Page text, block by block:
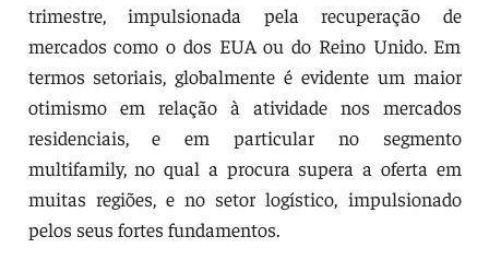
trimestre, impulsionada pela recuperação de
mercados como o dos EUA ou do Reino Unido. Em
termos setoriais, globalmente é evidente um maior
otimismo em relação à atividade nos mercados
residenciais, e em particular no segmento
multifamily, no qual a procura supera a oferta em
muitas regiões, e no setor logístico, impulsionado
pelos seus fortes fundamentos.